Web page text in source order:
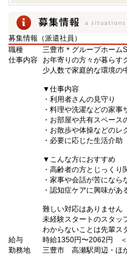
募集情報（派遣社員）
職種
三豊市＊グループホーム
仕事内容
お年寄りの方々が暮らす
少人数で家庭的な環境の
▼仕事内容
・利用者さんの見守り
・料理や洗濯などの家事
・お部屋や共有スペース
・お散歩や体操などのレ
・必要に応じた生活介
▼こんな方におすすめ
・高齢者の方とじっくり
・家事や会話が苦になら
・認知症ケアに興味があ
難しい対応はありません
未経験スタートのスタッ
わからないことは先輩
給与
時給1350円〜2062円 ＜
勤務地
三豊市 高瀬駅周辺・ほ